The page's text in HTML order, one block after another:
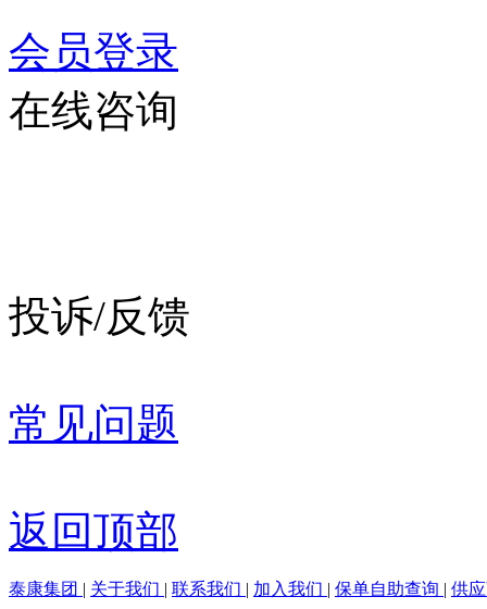
会员登录
在线咨询
投诉/反馈
常见问题
返回顶部
泰康集团 | 关于我们 | 联系我们 | 加入我们 | 保单自助查询 | 供